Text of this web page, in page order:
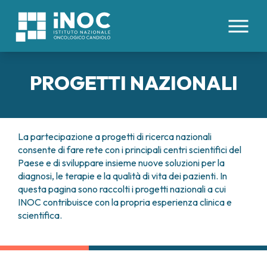
ATTREZZATURE E TECNOLOGIE
ORGANIZZAZIONE
DIREZIONE SANITARIA
COMITATO ETICO
BOARD UTENTI
LAVORA CON NOI
ORGANI INTERNI
TUMORI COLON RETTO
TUMORE ESOFAGO
TUMORI FEGATO
TUMORI PANCREAS
TUMORI RENE
DIVISIONI
AREE MEDICHE
CENTRO TRAPIANTI DI CELLULE STAMINALI
EMOPOIETICHE E TERAPIE CELLULARI
DAY HOSPITAL ONCOLOGICO
MEDICINA INTERNA
PROFESSIONISTI
PER I PAZIENTI
PRENOTAZIONI E REFERTI
DIREZIONE SCIENTIFICA
STUDI CLINICI
PROGETTI NAZIONALI
La partecipazione a progetti di ricerca nazionali
consente di fare rete con i principali centri scientifici del
Paese e di sviluppare insieme nuove soluzioni per la
diagnosi, le terapie e la qualità di vita dei pazienti. In
questa pagina sono raccolti i progetti nazionali a cui
INOC contribuisce con la propria esperienza clinica e
scientifica.